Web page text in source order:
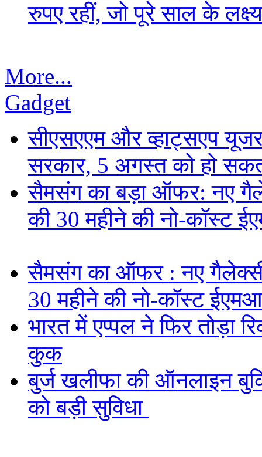
रुपए रहीं, जो पूरे साल के
More...
Gadget
सीएसएएम और व्हाट्सएप
सरकार, 5 अगस्त को हो
सैमसंग का बड़ा ऑफर: नए
की 30 महीने की नो-कॉस्ट
सैमसंग का ऑफर : नए
30 महीने की नो-कॉस्ट
भारत में एप्पल ने फिर तोड़ा
कुक
बुर्ज खलीफा की ऑनलाइन
को बड़ी सुविधा